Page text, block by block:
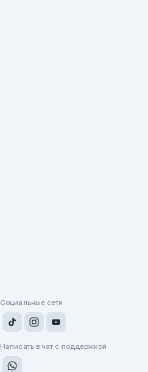
Социальные сети
Написать в чат с поддержкой